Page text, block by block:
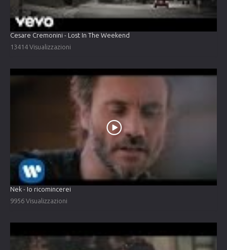
Cesare Cremonini - Lost In The Weekend
13414 Visualizzazioni
Nek - Io ricomincerei
9956 Visualizzazioni